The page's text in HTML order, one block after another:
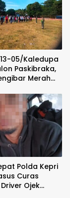
05/Kaledupa
Paskibraka,
Merah
Polda Kepri
Curas
Ojek